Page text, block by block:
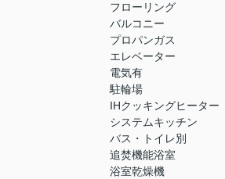
フローリング
バルコニー
プロパンガス
エレベーター
電気有
駐輪場
IHクッキングヒーター
システムキッチン
バス・トイレ別
追焚機能浴室
浴室乾燥機